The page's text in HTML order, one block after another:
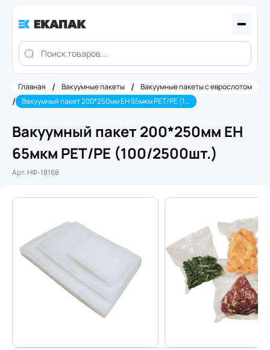
Главная / Вакуумные пакеты / Вакуумные пакеты с еврослотом
/ Вакуумный пакет 200*250мм ЕН 65мкм PET/PE (100/2500шт.)
Вакуумный пакет 200*250мм ЕН
65мкм PET/PE (100/2500шт.)
Арт. НФ-18168